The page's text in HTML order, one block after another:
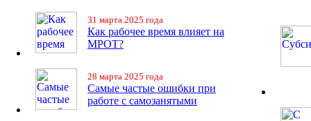
31 марта 2025 года
Как рабочее время влияет на
МРОТ?
28 марта 2025 года
Самые частые ошибки при
работе с самозанятыми